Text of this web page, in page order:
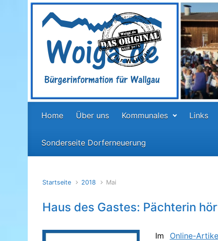
Zum Hauptinhalt springen
Home Über uns Kommunales Links
Sonderseite Dorferneuerung
Startseite 2018 Mai
Haus des Gastes: Pächterin
Im Online-